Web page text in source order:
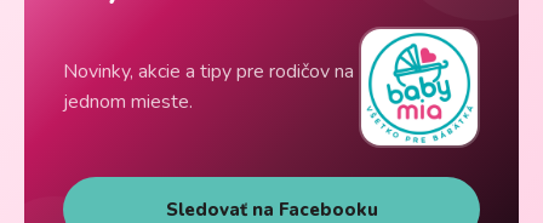
Novinky, akcie a tipy pre rodičov na
jednom mieste.
Sledovať na Facebooku